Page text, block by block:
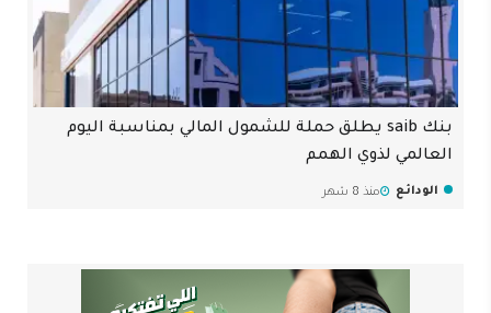
بنك saib يطلق حملة للشمول المالي بمناسبة اليوم
العالمي لذوي الهمم
الودائع منذ 8 شهر